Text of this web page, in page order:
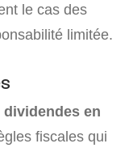
le cas des
limitée.
dividendes en
fiscales qui